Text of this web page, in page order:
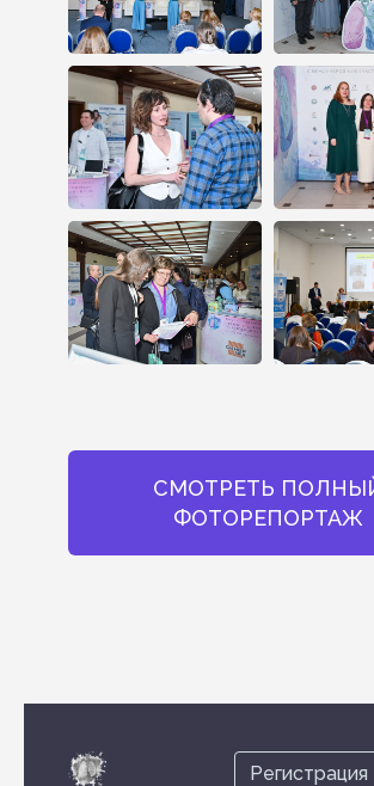
СМОТРЕТЬ
ФОТОРЕПОРТАЖ
Регистрация